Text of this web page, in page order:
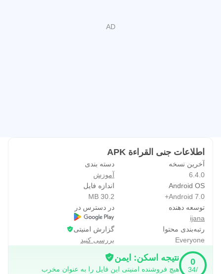
اطلاعات جنى القراءة APK
آخرین نسخه
6.4.0
دسته بندی
آموزش
Android OS
Android 7.0+
اندازه فایل
30.2 MB
توسعه دهنده
ijana
در دسترس در
رتبه‌بندی محتوا
Everyone
گزارش امنیتی
بررسی کنید
0
/34
نتیجه اسکن: ایمن
هیچ فروشنده امنیتی این فایل را به عنوان مخرب